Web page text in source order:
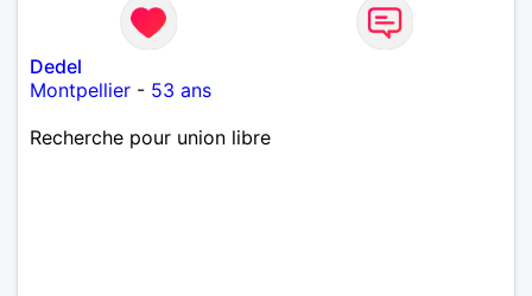
Dedel
Montpellier - 53 ans
Recherche pour union libre